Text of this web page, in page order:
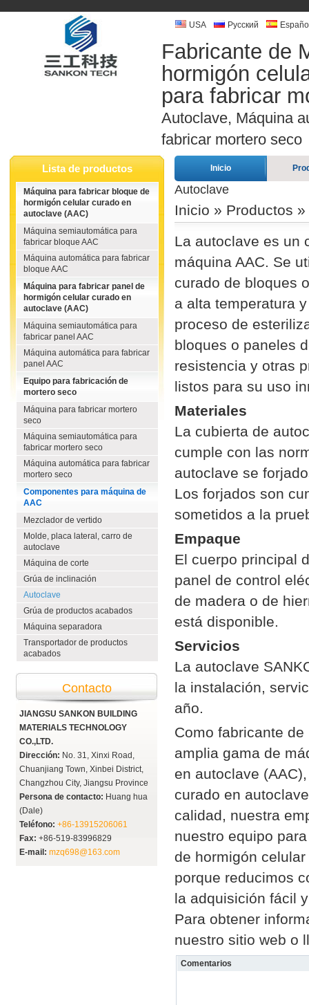
USA Русский
Fabricante de
hormigón
para fabricar
Autoclave, Máquina
fabricar mortero seco
Lista de productos
Máquina para fabricar bloque de
hormigón celular curado en
autoclave (AAC)
Máquina semiautomática para
fabricar bloque AAC
Máquina automática para fabricar
bloque AAC
Máquina para fabricar panel de
hormigón celular curado en
autoclave (AAC)
Máquina semiautomática para
fabricar panel AAC
Máquina automática para fabricar
panel AAC
Equipo para fabricación de
mortero seco
Máquina para fabricar mortero
seco
Máquina semiautomática para
fabricar mortero seco
Máquina automática para fabricar
mortero seco
Componentes para máquina de
AAC
Mezclador de vertido
Molde, placa lateral, carro de
autoclave
Máquina de corte
Grúa de inclinación
Autoclave
Grúa de productos acabados
Máquina separadora
Transportador de productos
acabados
Contacto
JIANGSU SANKON BUILDING
MATERIALS TECHNOLOGY
CO.,LTD.
Dirección: No. 31, Xinxi Road,
Chuanjiang Town, Xinbei District,
Changzhou City, Jiangsu Province
Persona de contacto: Huang hua
(Dale)
Teléfono: +86-13915206061
Fax: +86-519-83996829
E-mail: mzq698@163.com
Inicio
Autoclave
Inicio » Productos »
La autoclave es un
máquina AAC. Se
curado de bloques
a alta temperatura
proceso de
bloques o paneles
resistencia y otras
listos para su uso
Materiales
La cubierta de
cumple con las
autoclave se
Los forjados son
sometidos a la
Empaque
El cuerpo principal
panel de control
de madera o de
está disponible.
Servicios
La autoclave
la instalación,
año.
Como fabricante
amplia gama de
en autoclave
curado en
calidad, nuestra
nuestro equipo
de hormigón
porque reducimos
la adquisición fácil
Para obtener
nuestro sitio web o
Comentarios